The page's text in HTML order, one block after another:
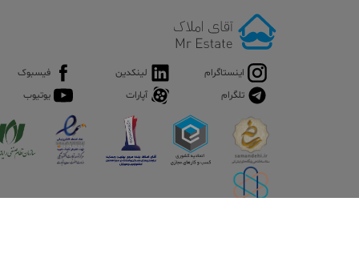
اینستاگرام لینکدین
فیسبوک
تلگرام
آپارات یوتیوب